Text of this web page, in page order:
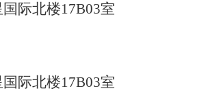
际北楼17B03室
际北楼17B03室